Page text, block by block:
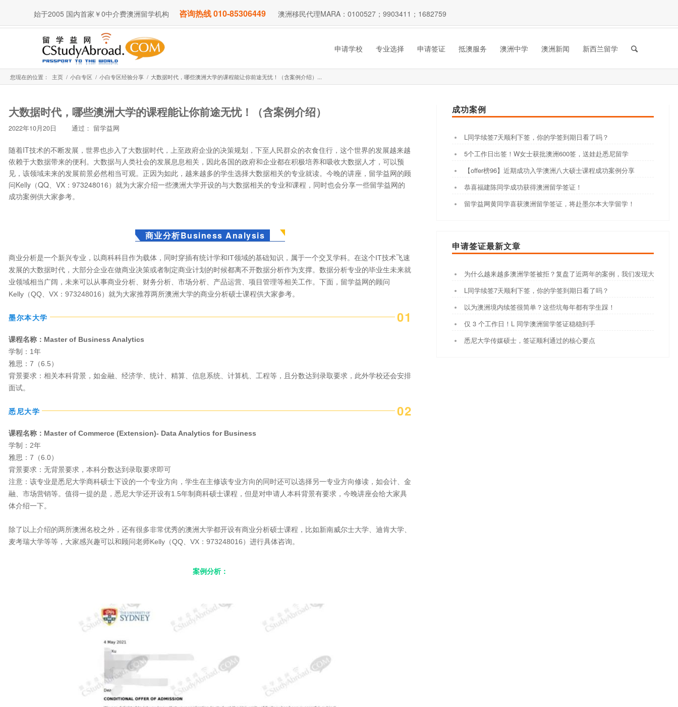
始于2005 国内首家￥0中介费澳洲留学机构 咨询热线 010-85306449 澳洲移民代理MARA：0100527；9903411；1682759
申请学校 专业选择 申请签证 抵澳服务 澳洲中学 澳洲新闻 新西兰留学
您现在的位置： 主页 / 小白专区 / 小白专区经验分享 / 大数据时代，哪些澳洲大学的课程能让你前途无忧！（含案例介绍）...
大数据时代，哪些澳洲大学的课程能让你前途无忧！（含案例介绍）
2022年10月20日 通过： 留学益网
随着IT技术的不断发展，世界也步入了大数据时代，上至政府企业的决策规划，下至人民群众的衣食住行，这个世界的发展越来越
依赖于大数据带来的便利。大数据与人类社会的发展息息相关，因此各国的政府和企业都在积极培养和吸收大数据人才，可以预
见，该领域未来的发展前景必然相当可观。正因为如此，越来越多的学生选择大数据相关的专业就读。今晚的讲座，留学益网的顾
问Kelly（QQ、VX：973248016）就为大家介绍一些澳洲大学开设的与大数据相关的专业和课程，同时也会分享一些留学益网的
成功案例供大家参考。
商业分析Business Analysis
商业分析是一个新兴专业，以商科科目作为载体，同时穿插有统计学和IT领域的基础知识，属于一个交叉学科。在这个IT技术飞速
发展的大数据时代，大部分企业在做商业决策或者制定商业计划的时候都离不开数据分析作为支撑。数据分析专业的毕业生未来就
业领域相当广阔，未来可以从事商业分析、财务分析、市场分析、产品运营、项目管理等相关工作。下面，留学益网的顾问
Kelly（QQ、VX：973248016）就为大家推荐两所澳洲大学的商业分析硕士课程供大家参考。
墨尔本大学 01
课程名称：Master of Business Analytics
学制：1年
雅思：7（6.5）
背景要求：相关本科背景，如金融、经济学、统计、精算、信息系统、计算机、工程等，且分数达到录取要求，此外学校还会安排
面试。
悉尼大学 02
课程名称：Master of Commerce (Extension)- Data Analytics for Business
学制：2年
雅思：7（6.0）
背景要求：无背景要求，本科分数达到录取要求即可
注意：该专业是悉尼大学商科硕士下设的一个专业方向，学生在主修该专业方向的同时还可以选择另一专业方向修读，如会计、金
融、市场营销等。值得一提的是，悉尼大学还开设有1.5年制商科硕士课程，但是对申请人本科背景有要求，今晚讲座会给大家具
体介绍一下。
除了以上介绍的两所澳洲名校之外，还有很多非常优秀的澳洲大学都开设有商业分析硕士课程，比如新南威尔士大学、迪肯大学、
麦考瑞大学等等，大家感兴趣可以和顾问老师Kelly（QQ、VX：973248016）进行具体咨询。
案例分析：
成功案例
L同学续签7天顺利下签，你的学签到期日看了吗？
5个工作日出签！W女士获批澳洲600签，送娃赴悉尼留学
【offer榜96】近期成功入学澳洲八大硕士课程成功案例分享
恭喜福建陈同学成功获得澳洲留学签证！
留学益网黄同学喜获澳洲留学签证，将赴墨尔本大学留学！
申请签证最新文章
为什么越来越多澳洲学签被拒？复盘了近两年的案例，我们发现大家都踩
L同学续签7天顺利下签，你的学签到期日看了吗？
以为澳洲境内续签很简单？这些坑每年都有学生踩！
仅 3 个工作日！L 同学澳洲留学签证稳稳到手
悉尼大学传媒硕士，签证顺利通过的核心要点